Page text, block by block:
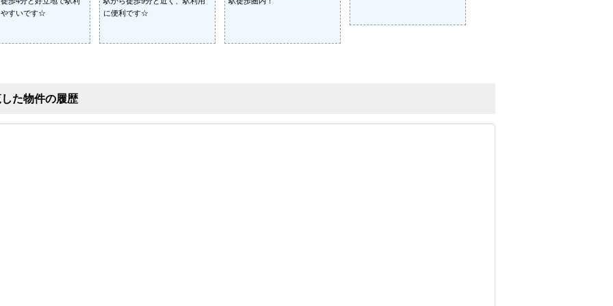
やすいです☆
に便利です☆
した物件の履歴